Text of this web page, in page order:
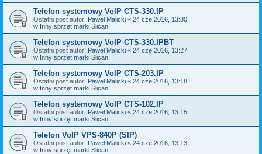
Telefon systemowy VoIP CTS-330.IP
Ostatni post autor: Paweł Malicki « 24 cze 2016, 13:30
w Inny sprzęt marki Slican
Telefon systemowy VoIP CTS-330.IPBT
Ostatni post autor: Paweł Malicki « 24 cze 2016, 13:27
w Inny sprzęt marki Slican
Telefon systemowy VoIP CTS-203.IP
Ostatni post autor: Paweł Malicki « 24 cze 2016, 13:18
w Inny sprzęt marki Slican
Telefon systemowy VoIP CTS-102.IP
Ostatni post autor: Paweł Malicki « 24 cze 2016, 13:15
w Inny sprzęt marki Slican
Telefon VoIP VPS-840P (SIP)
Ostatni post autor: Paweł Malicki « 24 cze 2016, 13:13
w Inny sprzęt marki Slican